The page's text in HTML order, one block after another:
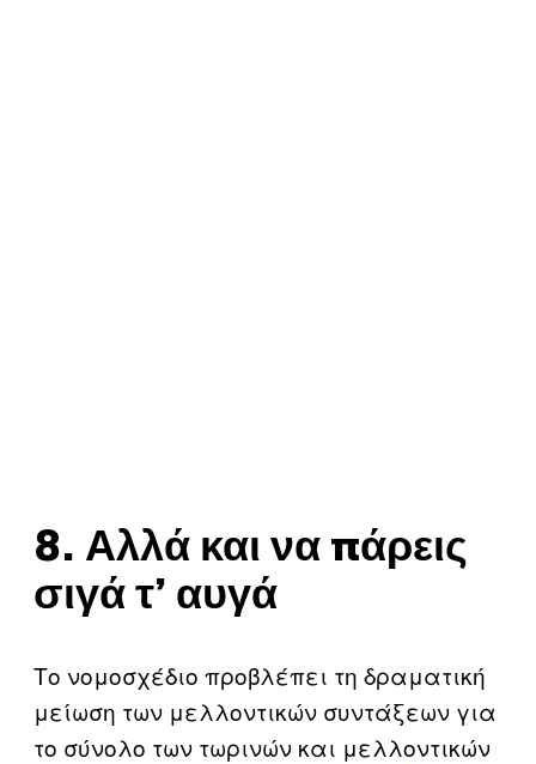
8. Αλλά και να πάρεις
σιγά τ’ αυγά
Το νομοσχέδιο προβλέπει τη δραματική
μείωση των μελλοντικών συντάξεων για
το σύνολο των τωρινών και μελλοντικών